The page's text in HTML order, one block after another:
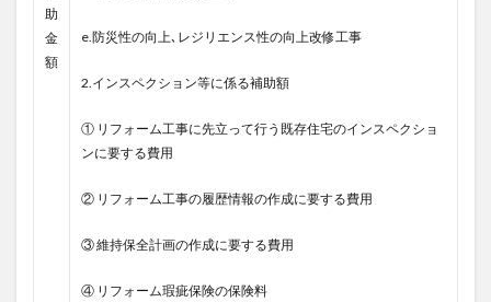
助
金
額
e.防災性の向上､レジリエンス性の向上改修工事
2.インスペクション等に係る補助額
① リフォーム工事に先立って行う既存住宅のインスペクショ
ンに要する費用
② リフォーム工事の履歴情報の作成に要する費用
③ 維持保全計画の作成に要する費用
④ リフォーム瑕疵保険の保険料